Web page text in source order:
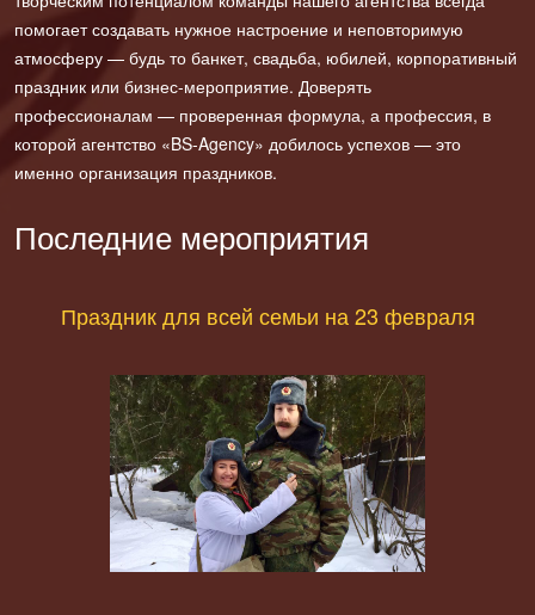
помогает создавать нужное настроение и неповторимую
атмосферу — будь то банкет, свадьба, юбилей, корпоративный
праздник или бизнес-мероприятие. Доверять
профессионалам — проверенная формула, а профессия, в
которой агентство «BS-Agency» добилось успехов — это
именно организация праздников.
Последние мероприятия
Праздник для всей семьи на 23 февраля